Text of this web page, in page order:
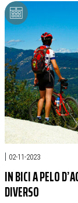
| 02-11-2023
IN BICI A PELO
DIVERSO